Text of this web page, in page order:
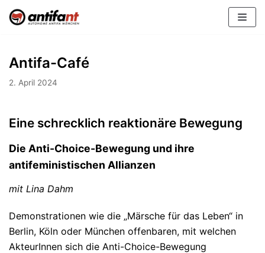
Zum
Inhalt
Antifa-Café
2. April 2024
Eine schrecklich reaktionäre Bewegung
Die Anti-Choice-Bewegung und ihre
antifeministischen Allianzen
mit Lina Dahm
Demonstrationen wie die „Märsche für das Leben“ in
Berlin, Köln oder München offenbaren, mit welchen
AkteurInnen sich die Anti-Choice-Bewegung